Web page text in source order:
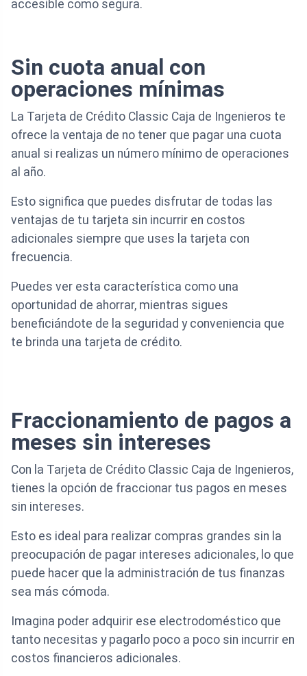
accesible como segura.
Sin cuota anual con
operaciones mínimas
La Tarjeta de Crédito Classic Caja de Ingenieros te
ofrece la ventaja de no tener que pagar una cuota
anual si realizas un número mínimo de operaciones
al año.
Esto significa que puedes disfrutar de todas las
ventajas de tu tarjeta sin incurrir en costos
adicionales siempre que uses la tarjeta con
frecuencia.
Puedes ver esta característica como una
oportunidad de ahorrar, mientras sigues
beneficiándote de la seguridad y conveniencia que
te brinda una tarjeta de crédito.
Fraccionamiento de pagos a
meses sin intereses
Con la Tarjeta de Crédito Classic Caja de Ingenieros,
tienes la opción de fraccionar tus pagos en meses
sin intereses.
Esto es ideal para realizar compras grandes sin la
preocupación de pagar intereses adicionales, lo que
puede hacer que la administración de tus finanzas
sea más cómoda.
Imagina poder adquirir ese electrodoméstico que
tanto necesitas y pagarlo poco a poco sin incurrir en
costos financieros adicionales.